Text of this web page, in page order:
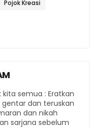
Pojok Kreasi
semua : Eratkan
dan teruskan
dan nikah
sarjana sebelum